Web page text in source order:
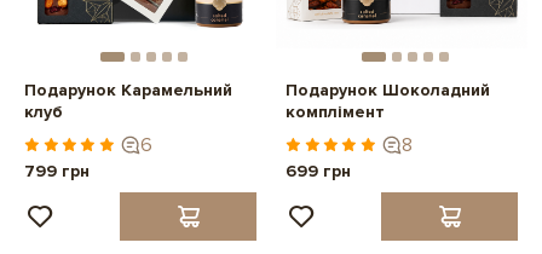
Подарунок Карамельний
клуб
6
799 грн
Подарунок Шоколадний
комплімент
8
699 грн